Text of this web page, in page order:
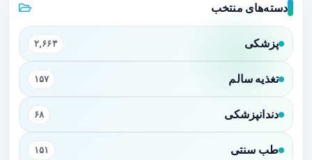
دسته‌های منتخب
پزشکی ۲,۶۶۳
تغذیه سالم ۱۵۷
دندانپزشکی ۶۸
طب سنتی ۱۵۱